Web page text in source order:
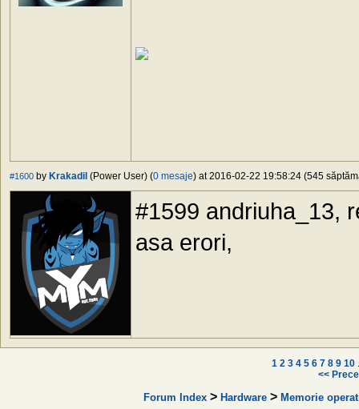
#1600 by Krakadil (Power User) (0 mesaje) at 2016-02-22 19:58:24 (545
#1599 andriuha_13,
asa erori,
1 2 3 4 5 6 7 8 9 10
<<
Forum Index> Hardware> Memorie